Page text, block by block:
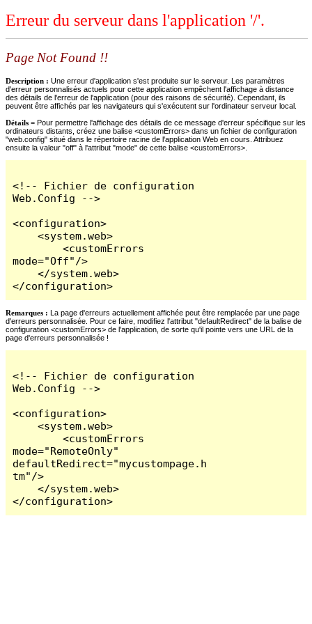
Erreur du serveur dans l'application '/'.
Page Not Found !!
Description : Une erreur d'application s'est produite sur le serveur. Les paramètres
d'erreur personnalisés actuels pour cette application empêchent l'affichage à distance
des détails de l'erreur de l'application (pour des raisons de sécurité). Cependant, ils
peuvent être affichés par les navigateurs qui s'exécutent sur l'ordinateur serveur local.
Détails = Pour permettre l'affichage des détails de ce message d'erreur spécifique sur les
ordinateurs distants, créez une balise <customErrors> dans un fichier de configuration
"web.config" situé dans le répertoire racine de l'application Web en cours. Attribuez
ensuite la valeur "off" à l'attribut "mode" de cette balise <customErrors>.
<!-- Fichier de configuration
Web.Config -->
<configuration>
    <system.web>
        <customErrors
mode="Off"/>
    </system.web>
</configuration>
Remarques : La page d'erreurs actuellement affichée peut être remplacée par une page
d'erreurs personnalisée. Pour ce faire, modifiez l'attribut "defaultRedirect" de la balise de
configuration <customErrors> de l'application, de sorte qu'il pointe vers une URL de la
page d'erreurs personnalisée !
<!-- Fichier de configuration
Web.Config -->
<configuration>
    <system.web>
        <customErrors
mode="RemoteOnly"
defaultRedirect="mycustompage.h
tm"/>
    </system.web>
</configuration>